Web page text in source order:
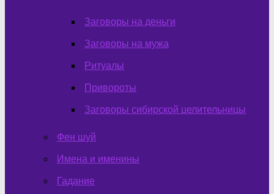
Заговоры на деньги
Заговоры на мужа
Ритуалы
Привороты
Заговоры сибирской целительницы
Фен шуй
Имена и именины
Гадание